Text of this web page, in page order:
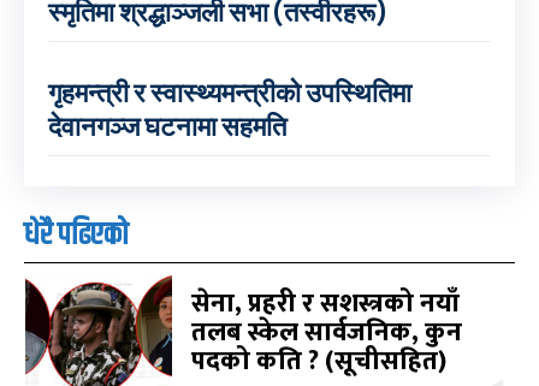
स्मृतिमा श्रद्धाञ्जली सभा (तस्वीरहरू)
गृहमन्त्री र स्वास्थ्यमन्त्रीको उपस्थितिमा
देवानगञ्ज घटनामा सहमति
धेरै पढिएको
सेना, प्रहरी र सशस्त्रको नयाँ
तलब स्केल सार्वजनिक, कुन
पदको कति ? (सूचीसहित)